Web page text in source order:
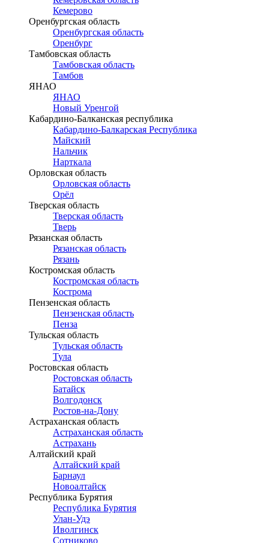
Кемерово
Оренбургская область
Оренбургская область
Оренбург
Тамбовская область
Тамбовская область
Тамбов
ЯНАО
ЯНАО
Новый Уренгой
Кабардино-Балканская республика
Кабардино-Балкарская Республика
Майский
Нальчик
Нарткала
Орловская область
Орловская область
Орёл
Тверская область
Тверская область
Тверь
Рязанская область
Рязанская область
Рязань
Костромская область
Костромская область
Кострома
Пензенская область
Пензенская область
Пенза
Тульская область
Тульская область
Тула
Ростовская область
Ростовская область
Батайск
Волгодонск
Ростов-на-Дону
Астраханская область
Астраханская область
Астрахань
Алтайский край
Алтайский край
Барнаул
Новоалтайск
Республика Бурятия
Республика Бурятия
Улан-Удэ
Иволгинск
Сотниково